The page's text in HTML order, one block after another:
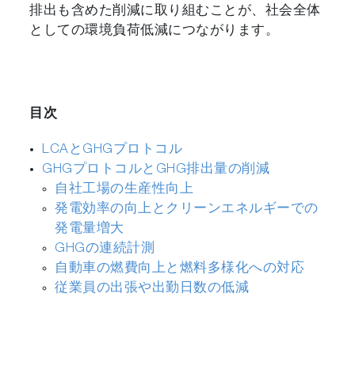
排出も含めた削減に取り組むことが、社会全体
としての環境負荷低減につながります。
目次
LCAとGHGプロトコル
GHGプロトコルとGHG排出量の削減
自社工場の生産性向上
発電効率の向上とクリーンエネルギーでの
発電量増大
GHGの連続計測
自動車の燃費向上と燃料多様化への対応
従業員の出張や出勤日数の低減